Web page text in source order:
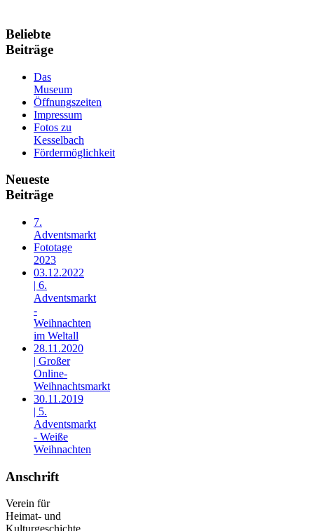
Beliebte
Beiträge
Das
Museum
Öffnungszeiten
Impressum
Fotos zu
Kesselbach
Fördermöglichkeit
Neueste
Beiträge
7.
Adventsmarkt
Fototage
2023
03.12.2022
| 6.
Adventsmarkt
-
Weihnachten
im Weltall
28.11.2020
| Großer
Online-
Weihnachtsmarkt
30.11.2019
| 5.
Adventsmarkt
- Weiße
Weihnachten
Anschrift
Verein für
Heimat- und